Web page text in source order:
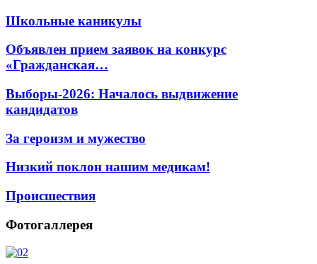
Школьные каникулы
Объявлен прием заявок на конкурс
«Гражданская…
Выборы-2026: Началось выдвижение
кандидатов
За героизм и мужество
Низкий поклон нашим медикам!
Происшествия
Фотогаллерея